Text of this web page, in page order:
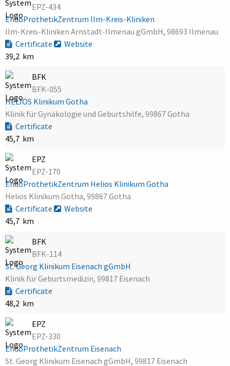
EPZ-434
EndoProthetikZentrum Ilm-Kreis-Kliniken
Ilm-Kreis-Kliniken Arnstadt-Ilmenau gGmbH, 98693 Ilmenau
Certificate
Website
39,2 km
BFK
BFK-055
HELIOS Klinikum Gotha
Klinik für Gynäkologie und Geburtshilfe, 99867 Gotha
Certificate
45,7 km
EPZ
EPZ-170
EndoProthetikZentrum Helios Klinikum Gotha
Helios Klinikum Gotha, 99867 Gotha
Certificate
Website
45,7 km
BFK
BFK-114
St. Georg Klinikum Eisenach gGmbH
Klinik für Geburtsmedizin, 99817 Eisenach
Certificate
48,2 km
EPZ
EPZ-330
EndoProthetikZentrum Eisenach
St. Georg Klinikum Eisenach gGmbH, 99817 Eisenach